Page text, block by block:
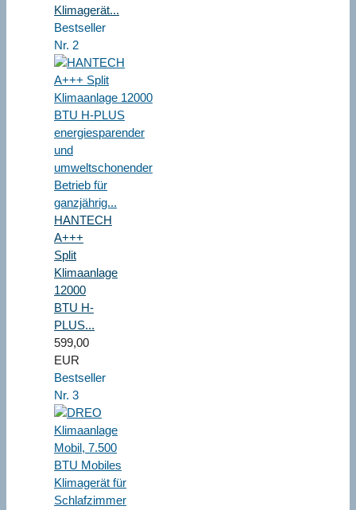
Klimagerät...
Bestseller
Nr. 2
HANTECH
A+++
Split
Klimaanlage
12000
BTU H-
PLUS...
599,00
EUR
Bestseller
Nr. 3